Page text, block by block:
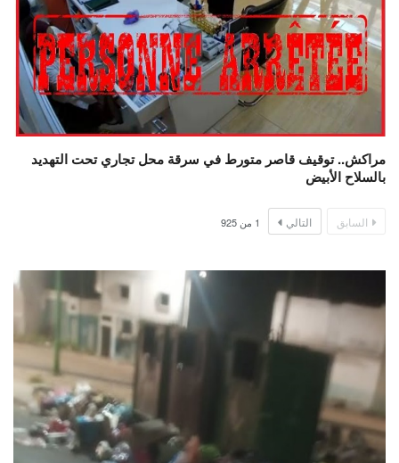
مراكش.. توقيف قاصر متورط في سرقة محل تجاري تحت التهديد
بالسلاح الأبيض
السابق التالي 1 من 925